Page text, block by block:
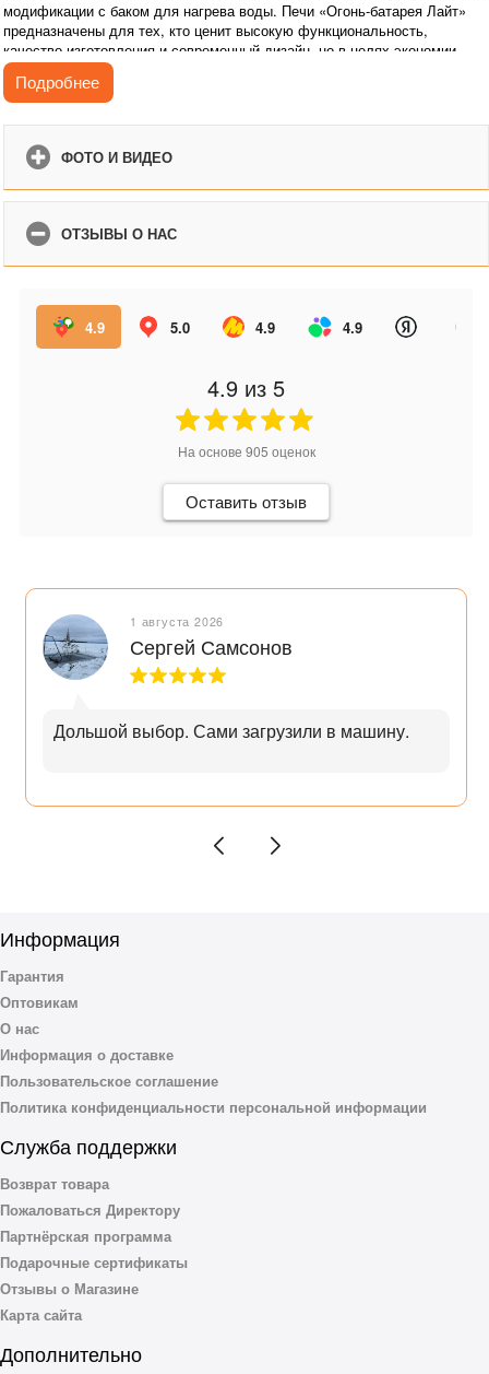
модификации с баком для нагрева воды. Печи «Огонь-батарея Лайт»
предназначены для тех, кто ценит высокую функциональность,
качество изготовления и современный дизайн, но в целях экономии
готов отказаться от ряда дополнительных функций (стекло в двери,
универсальный выход дымохода, варочные кружки).
Подробнее
ФОТО И ВИДЕО
ОТЗЫВЫ О НАС
4.9 5.0 4.9 4.9
4.9 из 5
На основе 905 оценок
Оставить отзыв
1 августа 2026
Сергей Самсонов
Дольшой выбор. Сами загрузили в машину.
Информация
Гарантия
Оптовикам
О нас
Информация о доставке
Пользовательское соглашение
Политика конфиденциальности персональной информации
Служба поддержки
Возврат товара
Пожаловаться Директору
Партнёрская программа
Подарочные сертификаты
Отзывы о Магазине
Карта сайта
Дополнительно